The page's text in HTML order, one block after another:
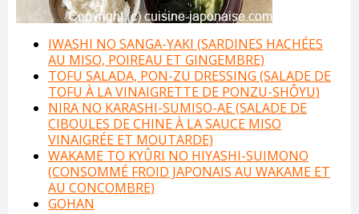
IWASHI NO SANGA-YAKI (SARDINES HACHÉES
AU MISO, POIREAU ET GINGEMBRE)
TOFU SALADA, PON-ZU DRESSING (SALADE DE
TOFU À LA VINAIGRETTE DE PONZU-SHÔYU)
NIRA NO KARASHI-SUMISO-AE (SALADE DE
CIBOULES DE CHINE À LA SAUCE MISO
VINAIGRÉE ET MOUTARDE)
WAKAME TO KYÛRI NO HIYASHI-SUIMONO
(CONSOMMÉ FROID JAPONAIS AU WAKAME ET
AU CONCOMBRE)
GOHAN